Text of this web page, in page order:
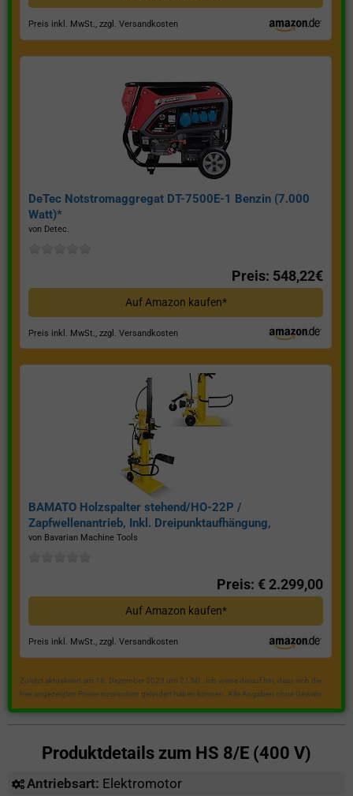
Preis inkl. MwSt., zzgl. Versandkosten
DeTec Notstromaggregat DT-7500E-1 Benzin (7.000
Watt)*
von Detec.
Preis: 548,22€
Auf Amazon kaufen*
Preis inkl. MwSt., zzgl. Versandkosten
BAMATO Holzspalter stehend/HO-22P /
Zapfwellenantrieb, Inkl. Dreipunktaufhängung,
Spaltkraft 22 Tonnen*
von Bavarian Machine Tools
Preis: € 2.299,00
Auf Amazon kaufen*
Preis inkl. MwSt., zzgl. Versandkosten
Zuletzt aktualisiert am 18. Dezember 2023 um 21:50 . Ich weise darauf hin, dass sich die
hier angezeigten Preise inzwischen geändert haben können. Alle Angaben ohne Gewähr.
Produktdetails zum HS 8/E (400 V)
Antriebsart: Elektromotor